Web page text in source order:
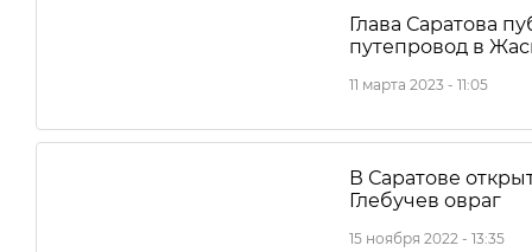
Глава Саратова
путепровод в
11 марта 2023 - 11:05
В Саратове
Глебучев овраг
15 ноября 2022 - 13:35